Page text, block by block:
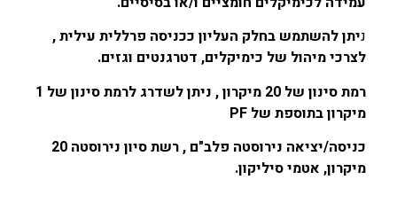
ניתן להשתמש בחלק העליון ככניסה פרללית עילית ,
לצרכי מיהול של כימיקלים, דטרגנטים וגזים.
רמת סינון של 20 מיקרון , ניתן לשדרג לרמת סינון של 1
מיקרון בתוספת של PF
כניסה/יציאה נירוסטה פלב"ם , רשת סיון נירוסטה 20
מיקרון, אטמי סיליקון.